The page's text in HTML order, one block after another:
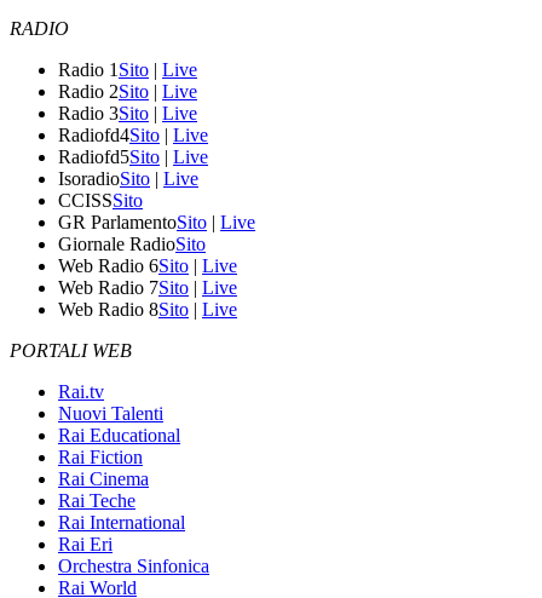
RADIO
Radio 1 Sito | Live
Radio 2Sito | Live
Radio 3Sito | Live
Radiofd4Sito | Live
Radiofd5Sito | Live
IsoradioSito | Live
CCISSSito
GR ParlamentoSito | Live
Giornale RadioSito
Web Radio 6Sito | Live
Web Radio 7Sito | Live
Web Radio 8Sito | Live
PORTALI WEB
Rai.tv
Nuovi Talenti
Rai Educational
Rai Fiction
Rai Cinema
Rai Teche
Rai International
Rai Eri
Orchestra Sinfonica
Rai World